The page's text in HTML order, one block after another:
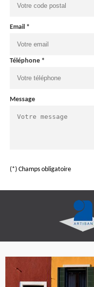
Email *
Téléphone *
Message
(*) Champs obligatoire